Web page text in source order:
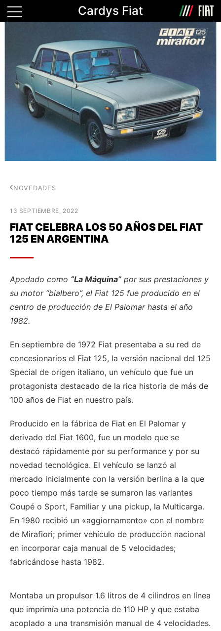
Cardys Fiat
NOVEDADES
13 SEPTIEMBRE, 2022
FIAT CELEBRA LOS 50 AÑOS DEL FIAT
125 EN ARGENTINA
Apodado como “La Máquina” por sus prestaciones y
su motor “bialbero”, el Fiat 125 fue producido en el
centro de producción de El Palomar hasta el año
1982.
En septiembre de 1972 Fiat presentaba a su red de
concesionarios el Fiat 125, la versión nacional del 125
Special de origen italiano, un vehículo que fue un
protagonista destacado de la rica historia de más de
100 años de Fiat en nuestro país.
Producido en la fábrica de Fiat en El Palomar y
derivado del Fiat 1600, fue un modelo que se
destacó rápidamente por su performance y por su
novedad tecnológica. El vehículo se lanzó al
mercado inicialmente con la versión berlina a la que
poco tiempo más tarde se sumaron las variantes
Coupé o Sport, Familiar y una pickup, la Multicarga.
En 1980 recibió un «aggiornamento» con el nombre
de Mirafiori; primer vehículo de producción nacional
en incorporar caja manual de 5 velocidades;
fabricándose hasta 1982.
Montaba un propulsor 1.6 litros de 4 cilindros en línea
que imprimía una potencia de 110 HP y que estaba
acoplado a una transmisión manual de 4 velocidades.